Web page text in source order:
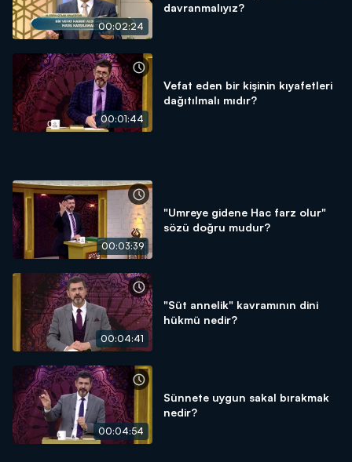
00:02:24
davranmalıyız?
00:01:44
Vefat eden bir kişinin kıyafetleri
dağıtılmalı mıdır?
00:03:39
"Umreye gidene Hac farz olur"
sözü doğru mudur?
00:04:41
"Süt annelik" kavramının dini
hükmü nedir?
00:04:54
Sünnete uygun sakal bırakmak
nedir?